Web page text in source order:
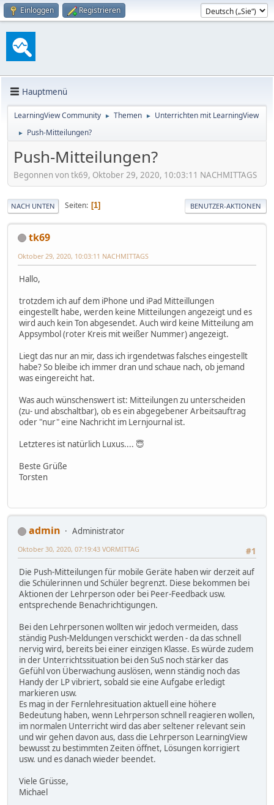
Einloggen Registrieren
Hauptmenü
LearningView Community ► Themen ► Unterrichten mit LearningView
► Push-Mitteilungen?
Push-Mitteilungen?
Begonnen von tk69, Oktober 29, 2020, 10:03:11 NACHMITTAGS
NACH UNTEN Seiten 1 BENUTZER-AKTIONEN
tk69
Oktober 29, 2020, 10:03:11 NACHMITTAGS
Hallo,
trotzdem ich auf dem iPhone und iPad Mitteillungen
eingestellt habe, werden keine Mitteilungen angezeigt und es
wird auch kein Ton abgesendet. Auch wird keine Mitteilung am
Appsymbol (roter Kreis mit weißer Nummer) angezeigt.
Liegt das nur an mir, dass ich irgendetwas falsches eingestellt
habe? So bleibe ich immer dran und schaue nach, ob jemand
was eingereicht hat.
Was auch wünschenswert ist: Mitteilungen zu unterscheiden
(zu- und abschaltbar), ob es ein abgegebener Arbeitsauftrag
oder "nur" eine Nachricht im Lernjournal ist.
Letzteres ist natürlich Luxus.... 😇
Beste Grüße
Torsten
admin
Administrator
#1
Oktober 30, 2020, 07:19:43 VORMITTAG
Die Push-Mitteilungen für mobile Geräte haben wir derzeit auf
die Schülerinnen und Schüler begrenzt. Diese bekommen bei
Aktionen der Lehrperson oder bei Peer-Feedback usw.
entsprechende Benachrichtigungen.
Bei den Lehrpersonen wollten wir jedoch vermeiden, dass
ständig Push-Meldungen verschickt werden - da das schnell
nervig wird, bereits bei einer einzigen Klasse. Es würde zudem
in der Unterrichtssituation bei den SuS noch stärker das
Gefühl von Überwachung auslösen, wenn ständig noch das
Handy der LP vibriert, sobald sie eine Aufgabe erledigt
markieren usw.
Es mag in der Fernlehresituation aktuell eine höhere
Bedeutung haben, wenn Lehrperson schnell reagieren wollen,
im normalen Unterricht wird das aber seltener relevant sein
und wir gehen davon aus, dass die Lehrperson LearningView
bewusst zu bestimmten Zeiten öffnet, Lösungen korrigiert
usw. und es danach wieder beendet.
Viele Grüsse,
Michael